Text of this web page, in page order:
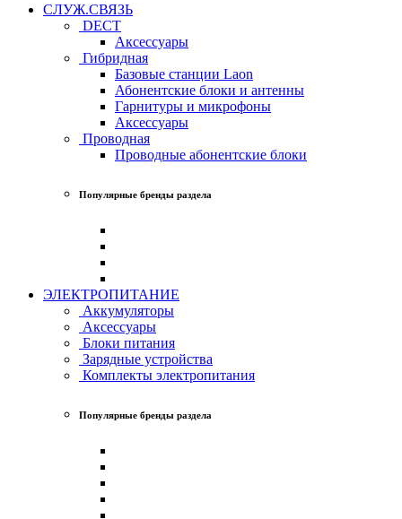
СЛУЖ.СВЯЗЬ
DECT
Аксессуары
Гибридная
Базовые станции Laon
Абонентские блоки и антенны
Гарнитуры и микрофоны
Аксессуары
Проводная
Проводные абонентские блоки
Популярные бренды раздела
ЭЛЕКТРОПИТАНИЕ
Аккумуляторы
Аксессуары
Блоки питания
Зарядные устройства
Комплекты электропитания
Популярные бренды раздела